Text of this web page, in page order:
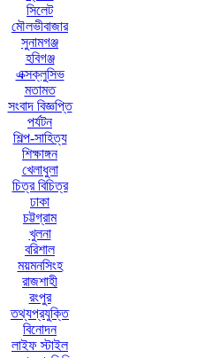
সিলেট
মৌলভীবাজার
সুনামগঞ্জ
হবিগঞ্জ
এক্সক্লুসিভ
মতামত
সংবাদ বিজ্ঞপ্তি
পর্যটন
শিল্প-সাহিত্য
শিক্ষাঙ্গন
খেলাধুলা
চিত্র বিচিত্র
ঢাকা
চট্টগ্রাম
খুলনা
বরিশাল
ময়মনসিংহ
রাজশাহী
রংপুর
তথ্যপ্রযুক্তি
বিনোদন
লাইফ স্টাইল